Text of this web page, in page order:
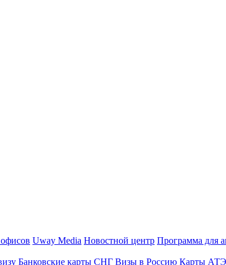
Uway Media Новостной центр Программа для
Банковские карты СНГ Визы в Россию Карты